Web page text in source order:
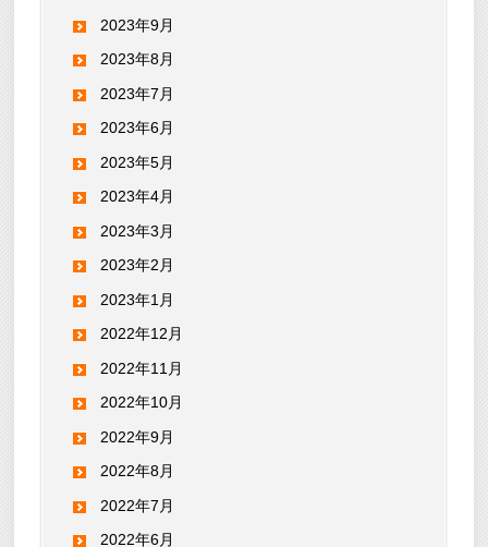
2023年9月
2023年8月
2023年7月
2023年6月
2023年5月
2023年4月
2023年3月
2023年2月
2023年1月
2022年12月
2022年11月
2022年10月
2022年9月
2022年8月
2022年7月
2022年6月